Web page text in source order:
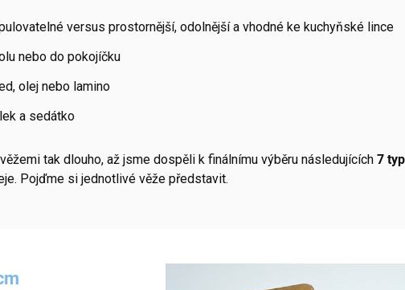
versus prostornější, odolnější a vhodné ke kuchyňské lince
nebo do pokojíčku
olej nebo lamino
a sedátko
tak dlouho, až jsme dospěli k finálnímu výběru následujících 7
Pojďme si jednotlivé věže představit.